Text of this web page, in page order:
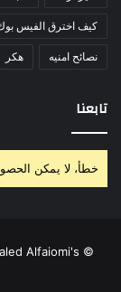
كيف اخترق الفيس
نصائح امنيه هكر
تابعنا
خطأ، لا يمكن
© Copyright 2026, All Rights Reserved |
Alfaiomi's